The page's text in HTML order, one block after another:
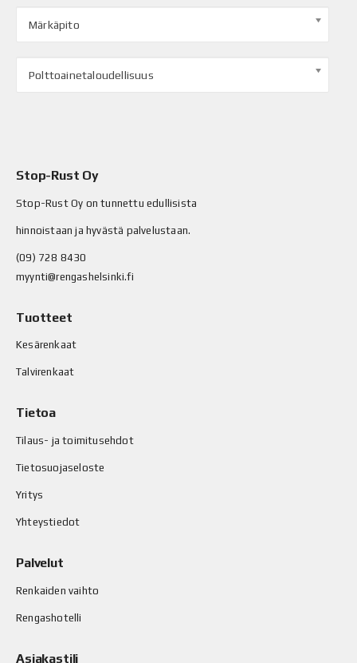
Märkäpito
Polttoainetaloudellisuus
Stop-Rust Oy
Stop-Rust Oy on tunnettu edullisista
hinnoistaan ja hyvästä palvelustaan.
(09) 728 8430
myynti@rengashelsinki.fi
Tuotteet
Kesärenkaat
Talvirenkaat
Tietoa
Tilaus- ja toimitusehdot
Tietosuojaseloste
Yritys
Yhteystiedot
Palvelut
Renkaiden vaihto
Rengashotelli
Asiakastili